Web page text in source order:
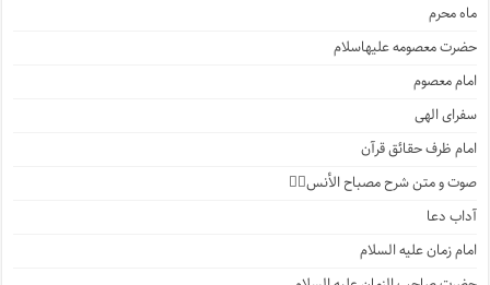
ماه محرم
حضرت معصومه علیهاسلام
امام معصوم
سفرای الهی
امام ظرف حقائق قرآن
صوت و متن شرح مصباح الأنس۲️⃣
آداب دعا
امام زمان علیه السلام